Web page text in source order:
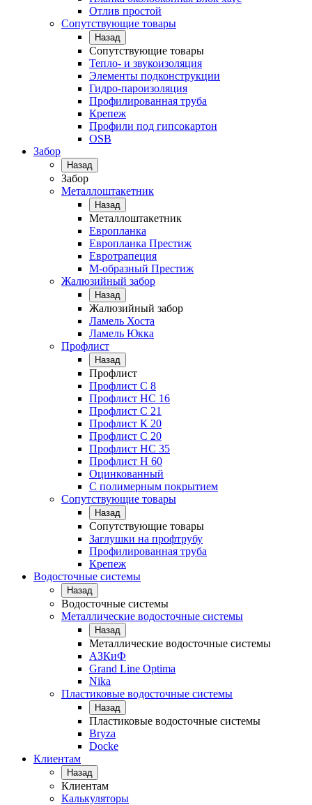
Отлив простой
Сопутствующие товары
Назад
Сопутствующие товары
Тепло- и звукоизоляция
Элементы подконструкции
Гидро-пароизоляция
Профилированная труба
Крепеж
Профили под гипсокартон
OSB
Забор
Назад
Забор
Металлоштакетник
Назад
Металлоштакетник
Европланка
Европланка Престиж
Евротрапеция
М-образный Престиж
Жалюзийный забор
Назад
Жалюзийный забор
Ламель Хоста
Ламель Юкка
Профлист
Назад
Профлист
Профлист С 8
Профлист НС 16
Профлист C 21
Профлист К 20
Профлист С 20
Профлист НС 35
Профлист Н 60
Оцинкованный
С полимерным покрытием
Сопутствующие товары
Назад
Сопутствующие товары
Заглушки на профтрубу
Профилированная труба
Крепеж
Водосточные системы
Назад
Водосточные системы
Металлические водосточные системы
Назад
Металлические водосточные системы
АЗКиФ
Grand Line Optima
Nika
Пластиковые водосточные системы
Назад
Пластиковые водосточные системы
Bryza
Docke
Клиентам
Назад
Клиентам
Калькуляторы